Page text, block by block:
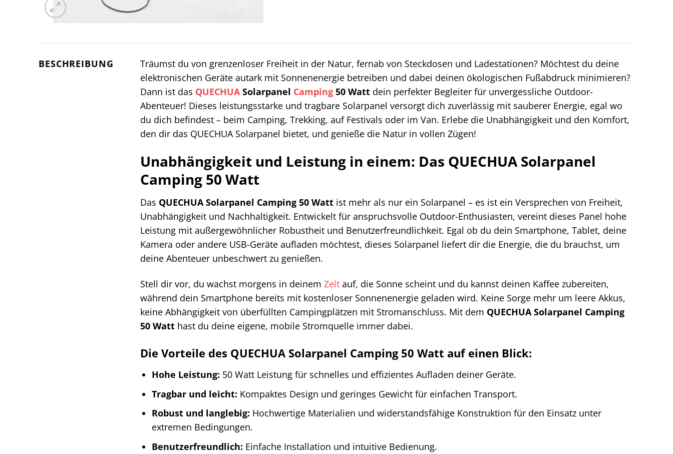
BESCHREIBUNG
Träumst du von grenzenloser Freiheit in der Natur, fernab von Steckdosen und Ladestationen? Möchtest du deine
elektronischen Geräte autark mit Sonnenenergie betreiben und dabei deinen ökologischen Fußabdruck minimieren?
Dann ist das QUECHUASolarpanel Camping 50 Watt dein perfekter Begleiter für unvergessliche Outdoor-
Abenteuer! Dieses leistungsstarke und tragbare Solarpanel versorgt dich zuverlässig mit sauberer Energie, egal wo
du dich befindest – beim Camping, Trekking, auf Festivals oder im Van. Erlebe die Unabhängigkeit und den Komfort,
den dir das QUECHUA Solarpanel bietet, und genieße die Natur in vollen Zügen!
Unabhängigkeit und Leistung in einem: Das QUECHUA Solarpanel
Camping 50 Watt
Das QUECHUA Solarpanel Camping 50 Watt ist mehr als nur ein Solarpanel – es ist ein Versprechen von Freiheit,
Unabhängigkeit und Nachhaltigkeit. Entwickelt für anspruchsvolle Outdoor-Enthusiasten, vereint dieses Panel hohe
Leistung mit außergewöhnlicher Robustheit und Benutzerfreundlichkeit. Egal ob du dein Smartphone, Tablet, deine
Kamera oder andere USB-Geräte aufladen möchtest, dieses Solarpanel liefert dir die Energie, die du brauchst, um
deine Abenteuer unbeschwert zu genießen.
Stell dir vor, du wachst morgens in deinemZelt auf, die Sonne scheint und du kannst deinen Kaffee zubereiten,
während dein Smartphone bereits mit kostenloser Sonnenenergie geladen wird. Keine Sorge mehr um leere Akkus,
keine Abhängigkeit von überfüllten Campingplätzen mit Stromanschluss. Mit dem QUECHUA Solarpanel Camping
50 Watt hast du deine eigene, mobile Stromquelle immer dabei.
Die Vorteile des QUECHUA Solarpanel Camping 50 Watt auf einen Blick:
Hohe Leistung: 50 Watt Leistung für schnelles und effizientes Aufladen deiner Geräte.
Tragbar und leicht: Kompaktes Design und geringes Gewicht für einfachen Transport.
Robust und langlebig: Hochwertige Materialien und widerstandsfähige Konstruktion für den Einsatz unter
extremen Bedingungen.
Benutzerfreundlich: Einfache Installation und intuitive Bedienung.